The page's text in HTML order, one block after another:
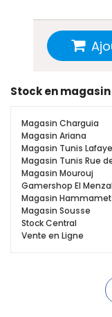
Stock en magasin
Magasin Charguia
Magasin Ariana
Magasin Tunis
Magasin Tunis Rue
Magasin Mourouj
Gamershop El
Magasin Hammamet
Magasin Sousse
Stock Central
Vente en Ligne